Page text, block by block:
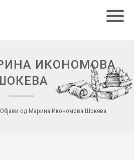
ИКОНОМОВА
Објави од Марина Икономова Шокева